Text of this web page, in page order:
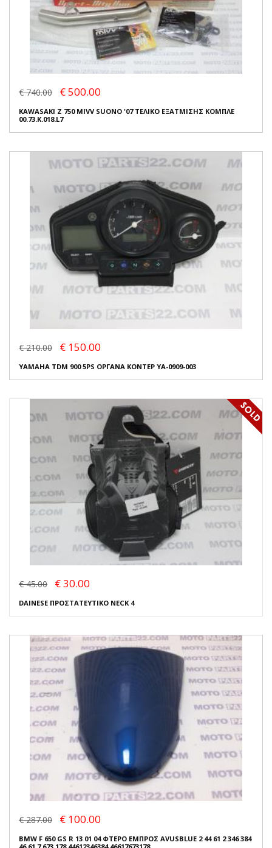
€ 740.00 € 500.00
KAWASAKI Z 750 MIVV SUONO '07 ΤΕΛΙΚΟ ΕΞΑΤΜΙΣΗΣ ΚΟΜΠΛΕ
00.73.K.018.L7
€ 210.00 € 150.00
YAMAHA TDM 900 5PS ΟΡΓΑΝΑ ΚΟΝΤΕΡ YA-0909-003
€ 45.00 € 30.00
DAINESE ΠΡΟΣΤΑΤΕΥΤΙΚΟ NECK 4
€ 287.00 € 100.00
BMW F 650 GS R 13 01 04 ΦΤΕΡΟ ΕΜΠΡΟΣ AVUSBLUE 2 44 61 2 346 384